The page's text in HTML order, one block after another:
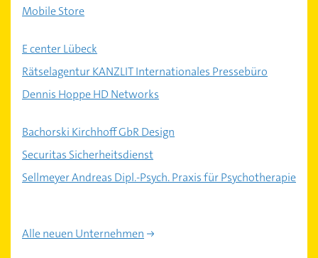
Mobile Store
E center Lübeck
Rätselagentur KANZLIT Internationales Pressebüro
Dennis Hoppe HD Networks
Bachorski Kirchhoff GbR Design
Securitas Sicherheitsdienst
Sellmeyer Andreas Dipl.-Psych. Praxis für Psychotherapie
Alle neuen Unternehmen